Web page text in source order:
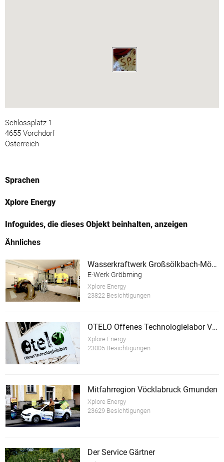
Schlossplatz 1
4655 Vorchdorf
Österreich
Sprachen
Xplore Energy
Infoguides, die dieses Objekt beinhalten, anzeigen
Ähnliches
Wasserkraftwerk Großsölkbach-Mössna mit E-Ladestation
E-Werk Gröbming
Xplore Energy
23822 Besichtigungen
OTELO Offenes Technologielabor Vöcklabruck
Xplore Energy
23005 Besichtigungen
Mitfahrregion Vöcklabruck Gmunden
Xplore Energy
23629 Besichtigungen
Der Service Gärtner